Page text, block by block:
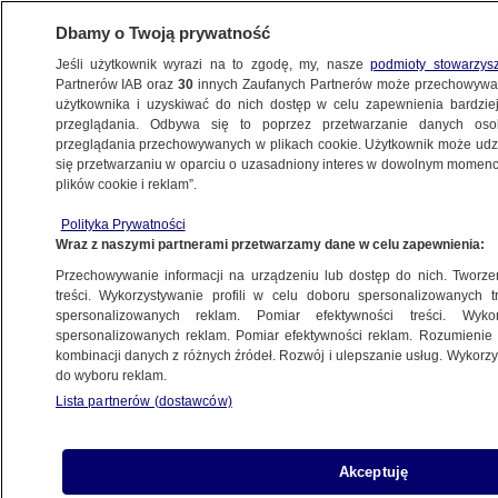
ŚWIAT
Mariupol. Mówią, co przeżyli w obleganym
mieście
24.04.2022, 18:35
Udostępnij
który został nagrany, gdy stał w ruinach domu i
zwracał się do rosyjskich agresorów, wraz z
Dbamy o Twoją prywatność
Jeśli użytkownik wyrazi na to zgodę, my, naszepodmioty
Partnerów IAB oraz30 innych Zaufanych Partnerów może
użytkownika i uzyskiwać do nich dostęp w celu zapewnienia
przeglądania. Odbywa się to poprzez przetwarzanie danych
przeglądania przechowywanych w plikach cookie. Użytkownik może
się przetwarzaniu w oparciu o uzasadniony interes w dowolnym
plików cookie i reklam”.
Polityka Prywatności
Wraz z naszymi partnerami przetwarzamy dane w celu zapewnienia:
Przechowywanie informacji na urządzeniu lub dostęp do nich.
treści. Wykorzystywanie profili w celu doboru spersonalizowanych
spersonalizowanych reklam. Pomiar efektywności treści.
spersonalizowanych reklam. Pomiar efektywności reklam.
kombinacji danych z różnych źródeł. Rozwój i ulepszanie usług.
do wyboru reklam.
Lista partnerów (dostawców)
Akceptuję